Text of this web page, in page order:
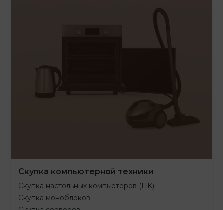
Скупка компьютерной техники
Скупка настольных компьютеров (ПК)
Скупка моноблоков